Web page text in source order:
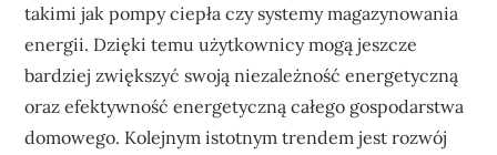
takimi jak pompy ciepła czy systemy magazynowania
energii. Dzięki temu użytkownicy mogą jeszcze
bardziej zwiększyć swoją niezależność energetyczną
oraz efektywność energetyczną całego gospodarstwa
domowego. Kolejnym istotnym trendem jest rozwój